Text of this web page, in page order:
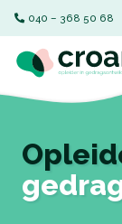
040 – 368 50 68‬